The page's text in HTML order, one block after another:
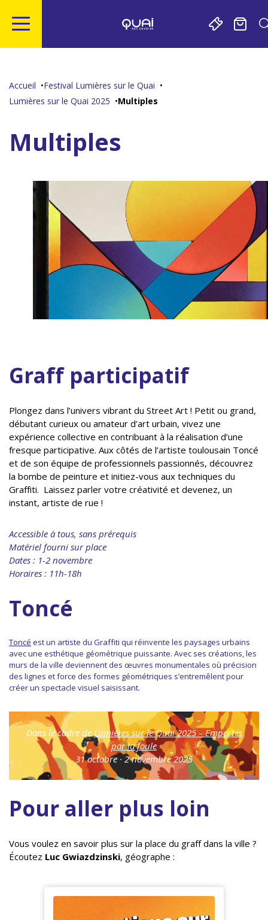
contenu
navigation
Accueil
Festival Lumières sur le Quai
Lumières sur le Quai 2025
Multiples
Multiples
Graff participatif
Plongez dans l’univers vibrant du Street Art ! Petit ou grand,
débutant curieux ou amateur d’art urbain, vivez une
expérience collective en contribuant à la réalisation d’une
fresque participative. Aux côtés de l’artiste toulousain Toncé
et de son équipe de professionnels passionnés, découvrez
la bombe de peinture et initiez-vous aux techniques du
Graffiti. Laissez parler votre créativité et devenez, un
instant, artiste de rue !
Accessible à tous, sans prérequis
Matériel fourni sur place
Dates : 1-2 novembre
Horaires : 11h-18h
Toncé
Toncé est un artiste du Graffiti qui réinvente les paysages urbains
avec une esthétique géométrique puissante. Avec ses créations, les
murs de la ville deviennent des œuvres monumentales où précision
des lignes et force des formes géométriques s’entremêlent pour
créer un spectacle visuel saisissant.
Dans le cadre de Lumières sur le Quai 2025 – Emportés
par la foule
31 octobre · 2 novembre 2025
Pour aller plus loin
Vous voulez en savoir plus sur la place du graff dans la ville ?
Écoutez Luc Gwiazdzinski, géographe :